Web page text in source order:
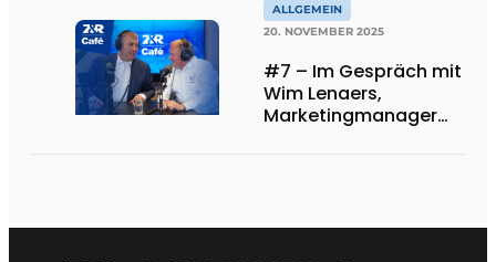
ALLGEMEIN
20. NOVEMBER 2025
#7 – Im Gespräch mit
Wim Lenaers,
Marketingmanager